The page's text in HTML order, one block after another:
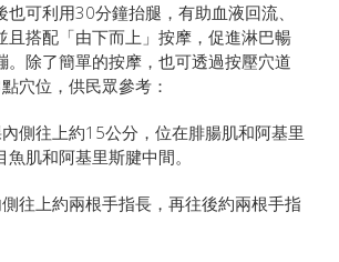
可利用30分鐘抬腿，有助血液回流、
且搭配「由下而上」按摩，促進淋巴暢
。除了簡單的按摩，也可透過按壓穴道
穴位，供民眾參考：
側往上約15公分，位在腓腸肌和阿基里
肌和阿基里斯腱中間。
往上約兩根手指長，再往後約兩根手指